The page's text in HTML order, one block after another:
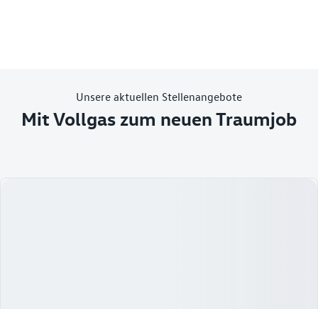
Unsere aktuellen Stellenangebote
Mit Vollgas zum neuen Traumjob